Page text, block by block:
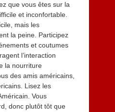
que vous êtes sur la
et inconfortable.
mais les
la peine. Participez
et coutumes
l’interaction
la nourriture
des amis américains,
Lisez les
Vous
donc plutôt tôt que